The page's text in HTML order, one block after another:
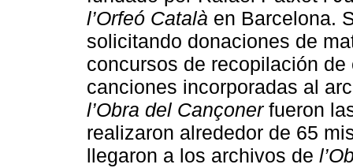
l’Orfeó Català en Barcelona.
solicitando donaciones de
concursos de recopilación
canciones incorporadas al
l’Obra del Cançonerfueron
realizaron alrededor de 65
llegaron a los archivos de